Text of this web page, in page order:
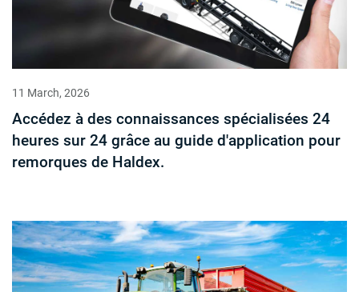
11 March, 2026
Accédez à des connaissances spécialisées 24
heures sur 24 grâce au guide d'application pour
remorques de Haldex.